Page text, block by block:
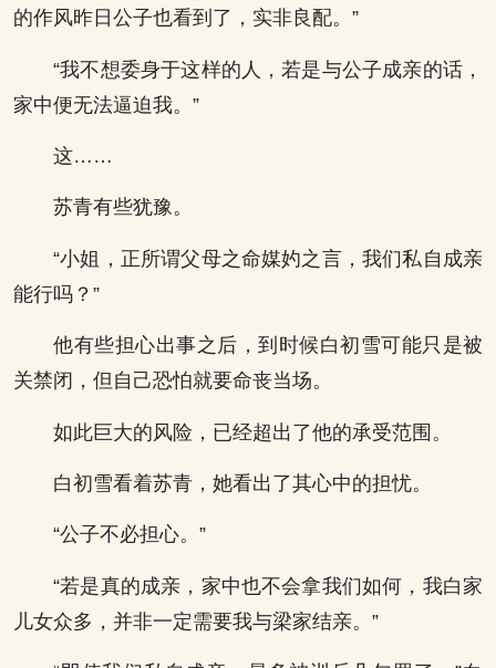
的作风昨日公子也看到了，实非良配。”
“我不想委身于这样的人，若是与公子成亲的话，
家中便无法逼迫我。”
这……
苏青有些犹豫。
“小姐，正所谓父母之命媒妁之言，我们私自成亲
能行吗？”
他有些担心出事之后，到时候白初雪可能只是被
关禁闭，但自己恐怕就要命丧当场。
如此巨大的风险，已经超出了他的承受范围。
白初雪看着苏青，她看出了其心中的担忧。
“公子不必担心。”
“若是真的成亲，家中也不会拿我们如何，我白家
儿女众多，并非一定需要我与梁家结亲。”